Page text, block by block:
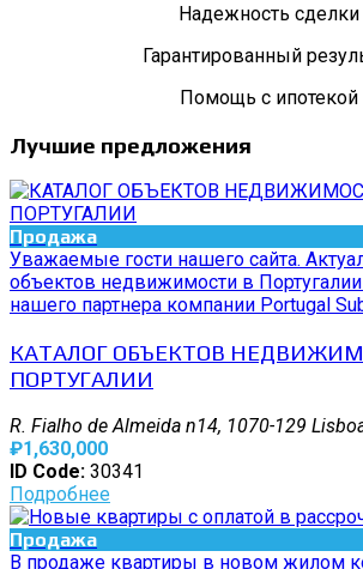
Надежность сделки
Гарантированный
Помощь с ипотекой
Лучшие предложения
Продажа
Уважаемые гости нашего сайта.
объектов недвижимости в Португалии
нашего партнера компании Portugal
КАТАЛОГ ОБЪЕКТОВ
ПОРТУГАЛИИ
R. Fialho de Almeida n14, 1070-129
₽1,630,000
ID Code: 30341
Подробнее
Продажа
В продаже квартиры в новом жилом